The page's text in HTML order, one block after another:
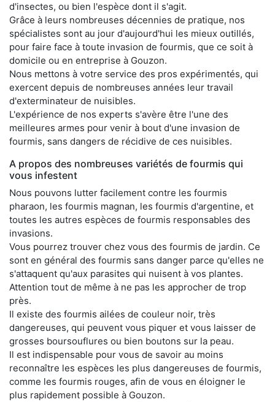
d'insectes, ou bien l'espèce dont il s'agit.
Grâce à leurs nombreuses décennies de pratique, nos
spécialistes sont au jour d'aujourd'hui les mieux outillés,
pour faire face à toute invasion de fourmis, que ce soit à
domicile ou en entreprise à Gouzon.
Nous mettons à votre service des pros expérimentés, qui
exercent depuis de nombreuses années leur travail
d'exterminateur de nuisibles.
L'expérience de nos experts s'avère être l'une des
meilleures armes pour venir à bout d'une invasion de
fourmis, sans dangers de récidive de ces nuisibles.
A propos des nombreuses variétés de fourmis qui
vous infestent
Nous pouvons lutter facilement contre les fourmis
pharaon, les fourmis magnan, les fourmis d'argentine, et
toutes les autres espèces de fourmis responsables des
invasions.
Vous pourrez trouver chez vous des fourmis de jardin. Ce
sont en général des fourmis sans danger parce qu'elles ne
s'attaquent qu'aux parasites qui nuisent à vos plantes.
Attention tout de même à ne pas les approcher de trop
près.
Il existe des fourmis ailées de couleur noir, très
dangereuses, qui peuvent vous piquer et vous laisser de
grosses boursouflures ou bien boutons sur la peau.
Il est indispensable pour vous de savoir au moins
reconnaître les espèces les plus dangereuses de fourmis,
comme les fourmis rouges, afin de vous en éloigner le
plus rapidement possible à Gouzon.